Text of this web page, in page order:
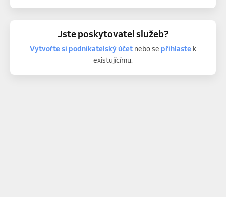
Jste poskytovatel služeb?
Vytvořte si podnikatelský účetnebo se přihlastek
existujícímu.